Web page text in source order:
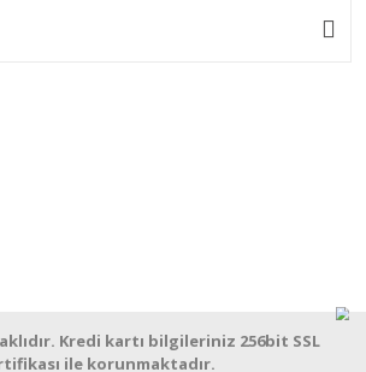
Kredi kartı bilgileriniz 256bit SSL
ile korunmaktadır.